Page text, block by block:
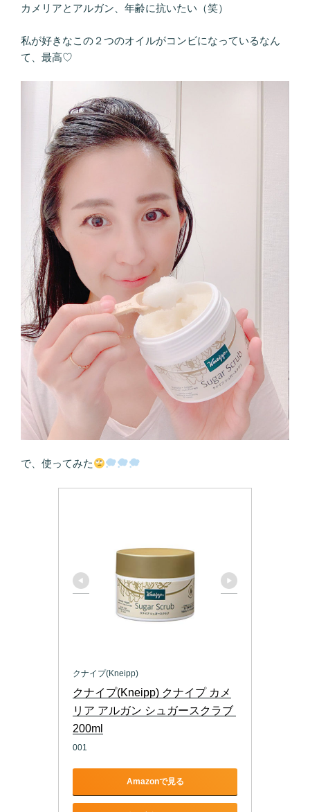
カメリアとアルガン、年齢に抗いたい（笑）
私が好きなこの２つのオイルがコンビになっているなん
て、最高♡
で、使ってみた
クナイプ(Kneipp)
クナイプ(Kneipp) クナイプ カメ
リア アルガン シュガースクラブ
200ml
001
Amazonで見る